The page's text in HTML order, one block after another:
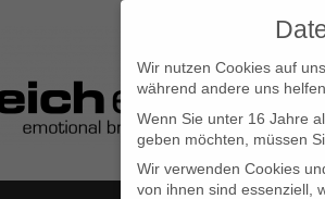
Wir nutzen Cookies auf
während andere uns
Wenn Sie unter 16 Jahre
geben möchten, müssen
Wir verwenden Cookies
von ihnen sind essenziell,